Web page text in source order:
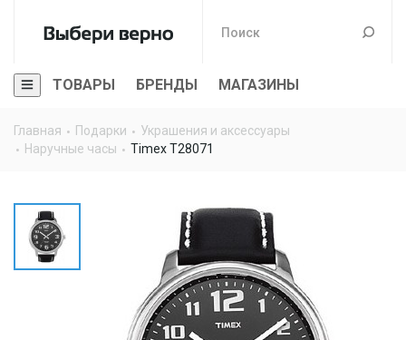
ТОВАРЫ БРЕНДЫ МАГАЗИНЫ
Главная Подарки
Украшения и аксессуары
Наручные часы
Timex T28071